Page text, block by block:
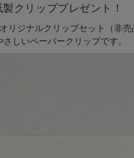
クリッププレゼント！
リジナルクリップセット（非売
しいペーパークリップです。